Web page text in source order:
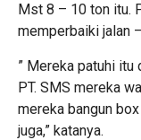
Mst 8 – 10 ton itu.
memperbaiki jalan
” Mereka patuhi itu
PT. SMS mereka
mereka bangun
juga,” katanya.